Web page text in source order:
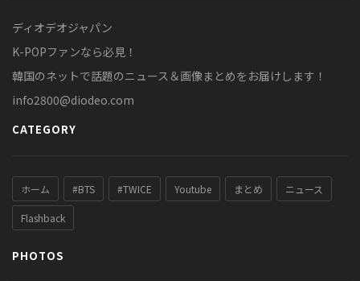
ディオデオジャパン
K-POPファンなら必見！
韓国のネットで話題のニュース＆画像まとめをお届けします！
info2800@diodeo.com
CATEGORY
ホーム #BTS #TWICE Youtube まとめ ニュース
Flashback
PHOTOS